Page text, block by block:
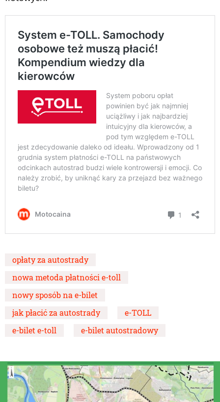
opłaty za autostrady
nowa metoda płatności e-toll
nowy sposób na e-bilet
jak płacić za autostrady
e-TOLL
e-bilet e-toll
e-bilet autostradowy